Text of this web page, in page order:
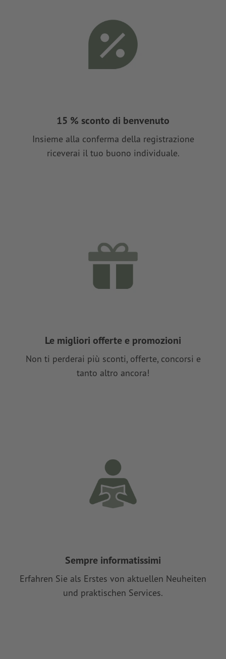
15 % sconto di benvenuto
Insieme alla conferma della registrazione
riceverai il tuo buono individuale.
Le migliori offerte e promozioni
Non ti perderai più sconti, offerte, concorsi e
tanto altro ancora!
Sempre informatissimi
Erfahren Sie als Erstes von aktuellen Neuheiten
und praktischen Services.